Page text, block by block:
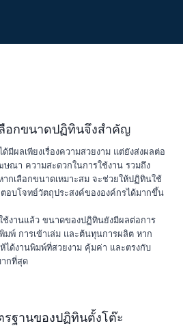
อกขนาดปฏิทินจึงสำคัญ
มีผลเพียงเรื่องความสวยงาม แต่ยังส่งผลต่อ
ณา ความสะดวกในการใช้งาน รวมถึง
กเลือกขนาดเหมาะสม จะช่วยให้ปฏิทินใช้
อบโจทย์วัตถุประสงค์ขององค์กรได้มากขึ้น
ช้งานแล้ว ขนาดของปฏิทินยังมีผลต่อการ
มพ์ การเข้าเล่ม และต้นทุนการผลิต หาก
ได้งานพิมพ์ที่สวยงาม คุ้มค่า และตรงกับ
ากที่สุด
ฐานของปฏิทินตั้งโต๊ะ